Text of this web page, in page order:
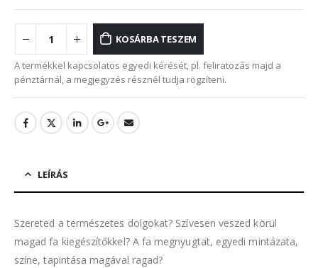
KOSÁRBA TESZEM
A termékkel kapcsolatos egyedi kérését, pl. feliratozás majd a
pénztárnál, a megjegyzés résznél tudja rögzíteni.
LEÍRÁS
Szereted a természetes dolgokat? Szívesen veszed körül
magad fa kiegészítőkkel? A fa megnyugtat, egyedi mintázata,
színe, tapintása magával ragad?